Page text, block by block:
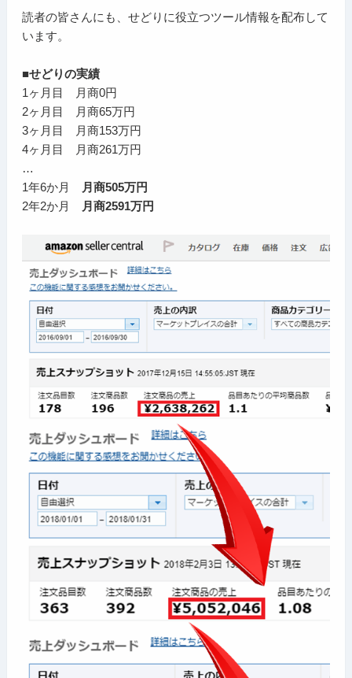
読者の皆さんにも、せどりに役立つツール情報を配布して
います。
■せどりの実績
1ヶ月目 月商0円
2ヶ月目 月商65万円
3ヶ月目 月商153万円
4ヶ月目 月商261万円
…
1年6か月
月商505万円
2年2か月
月商2591万円